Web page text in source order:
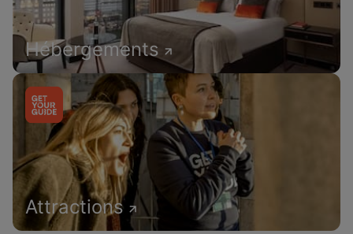
Hébergements
Attractions